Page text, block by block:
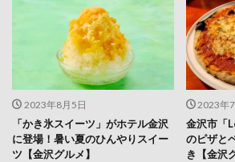
2023年8月5日
「かき氷スイーツ」がホテル金沢
に登場！暑い夏のひんやりスイー
ツ【金沢グルメ】
2023年
金沢市「
のピザと
き【金沢